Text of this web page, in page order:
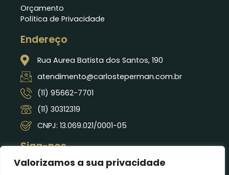
Valorizamos a sua privacidade
Orçamento
Política de Privacidade
Endereço
Rua Aurea Batista dos Santos, 190
atendimento@carlosteperman.com.br
(11) 95662-7701
(11) 30312319
CNPJ: 13.069.021/0001-05
Siga-nos